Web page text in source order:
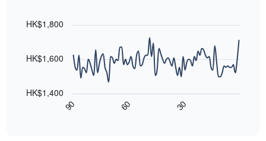
with
圖
90 60 30
HK$1,400
HK$1,600
HK$1,800